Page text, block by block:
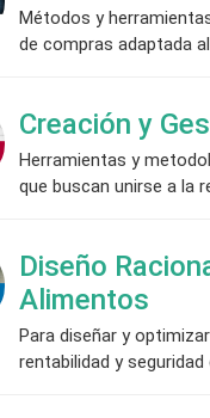
Métodos y
de compras adaptada
Creación y
Herramientas y
que buscan unirse a la
Diseño
Alimentos
Para diseñar y
rentabilidad y